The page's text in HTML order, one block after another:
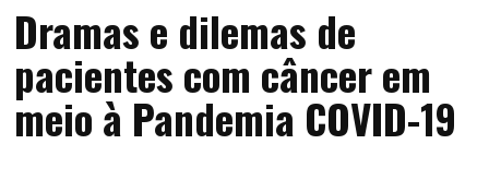
Dramas e dilemas de
pacientes com câncer em
meio à Pandemia COVID-19